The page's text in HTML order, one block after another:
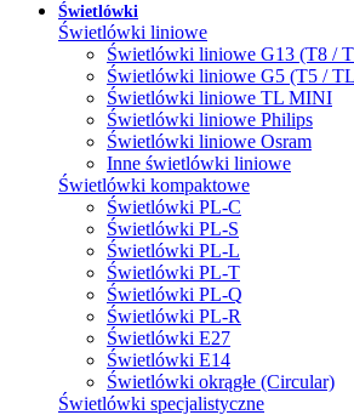
Świetlówki
Świetlówki liniowe
Świetlówki liniowe G13 (T8 /
Świetlówki liniowe G5 (T5 /
Świetlówki liniowe TL MINI
Świetlówki liniowe Philips
Świetlówki liniowe Osram
Inne świetlówki liniowe
Świetlówki kompaktowe
Świetlówki PL-C
Świetlówki PL-S
Świetlówki PL-L
Świetlówki PL-T
Świetlówki PL-Q
Świetlówki PL-R
Świetlówki E27
Świetlówki E14
Świetlówki okrągłe (Circular)
Świetlówki specjalistyczne